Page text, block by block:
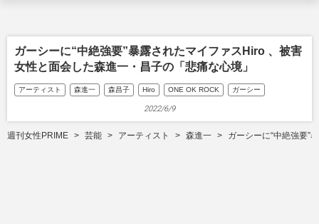
ガーシーに“中絶強要”暴露されたマイファスHiro 、被害
女性と面会した森進一・昌子の「悲痛な心境」
アーティスト 森進一 森昌子 Hiro ONE OK ROCK ガーシー
2022/6/9
週刊女性PRIME 芸能 アーティスト 森進一 ガーシーに“中絶強要”